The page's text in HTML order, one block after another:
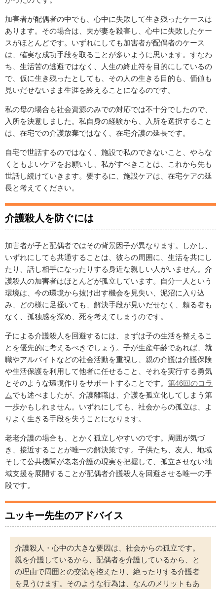
加害者が配偶者の中でも、心中に失敗して生き残ったケースは
あります。その場合は、夫が妻を殺害し、心中に失敗したケー
スがほとんどです。いずれにしても加害者が配偶者のケース
は、確実な成功手段を取ることが多いように思います。すなわ
ち、生活苦の逃避ではなく、人生の終止符を目的にしているの
で、仮に生き残ったとしても、その人の生きる目的も、価値も
見いだせないまま生涯を終えることになるのです。
私の母の場合も社会資源のみでの対応では不十分でしたので、
入所を決意しました。私自身の経験から、入所を選択すること
は、在宅での介護放棄ではなく、在宅介護の延長です。
自宅で世話するのではなく、施設で私のできないこと、やらな
くともよいケアをお願いし、私がすべきことは、これから先も
世話し続けていきます。要するに、施設ケアは、在宅ケアの延
長と考えてください。
介護殺人を防ぐには
加害者が子と配偶者ではその背景因子が異なります。しかし、
いずれにしても共通することは、彼らの周囲に、生活を共にし
たり、話し相手になったりする身近な親しい人がいません。介
護殺人の加害者はほとんどが孤立しています。自分一人という
環境は、今の環境から抜け出す機会を見失い、泥沼に入り込
み、どの様に足掻いても、解決手段が見いだせなく、頼る者も
なく、孤独感を深め、死を考えてしまうのです。
子による介護殺人を回避するには、まずは子の生活を整えるこ
とを優先的に考えるべきでしょう。子が生産年齢であれば、就
職やアルバイトなどの社会活動を重視し、親の介護は介護保険
や生活保護を利用して他者に任せること、それを実行する勇気
とそのような環境作りをサポートすることです。 第46回のコラ
ムでも述べましたが、介護離職は、介護を孤立化してしまう第
一歩かもしれません。いずれにしても、社会からの孤立は、よ
りよく生きる手段を失うことになります。
老老介護の場合も、とかく孤立しやすいのです。周囲が気づ
き、接近することが唯一の解決策です。子供たち、友人、地域
そして公共機関が老老介護の現実を把握して、孤立させない地
域支援を展開することが配偶者介護殺人を回避させる唯一の手
段です。
ユッキー先生のアドバイス
介護殺人・心中の大きな要因は、社会からの孤立です。
親を介護しているから、配偶者を介護しているから、と
の理由で周囲との交流を控えたり、絶ったりする介護者
を見うけます。そのような行為は、なんのメリットもあ